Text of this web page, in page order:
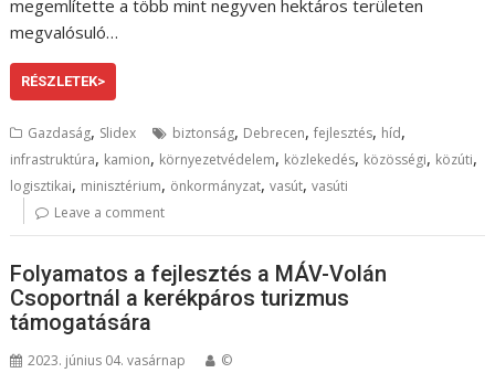
megemlítette a több mint negyven hektáros területen
megvalósuló…
RÉSZLETEK>
Gazdaság, Slidex biztonság, Debrecen,fejlesztés, híd,
infrastruktúra, kamion, környezetvédelem, közlekedés, közösségi, közúti,
logisztikai, minisztérium, önkormányzat,vasút,vasúti
Leave a comment
Folyamatos a fejlesztés a MÁV-Volán
Csoportnál a kerékpáros turizmus
támogatására
2023. június 04. vasárnap ©